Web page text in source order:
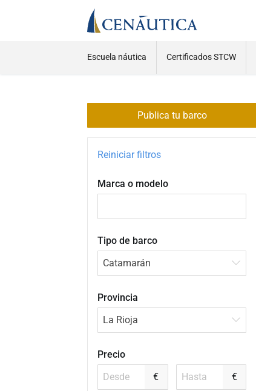
Escuela náutica Certificados STCW
Publica tu barco
Reiniciar filtros
Marca o modelo
Tipo de barco
Catamarán
Provincia
La Rioja
Precio
€
€